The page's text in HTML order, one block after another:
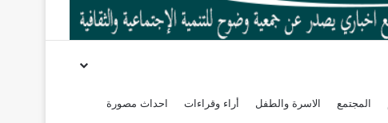
المجتمع الاسرة والطفل أراء وقراءات احداث مصورة